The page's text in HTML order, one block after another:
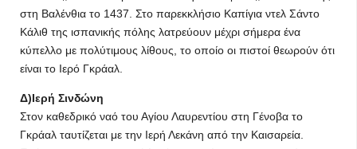
στη Βαλένθια το 1437. Στο παρεκκλήσιο Καπίγια ντελ Σάντο
Κάλιθ της ισπανικής πόλης λατρεύουν μέχρι σήμερα ένα
κύπελλο με πολύτιμους λίθους, το οποίο οι πιστοί θεωρούν ότι
είναι το Ιερό Γκράαλ.
Δ)Ιερή Σινδώνη
Στον καθεδρικό ναό του Αγίου Λαυρεντίου στη Γένοβα το
Γκράαλ ταυτίζεται με την Ιερή Λεκάνη από την Καισαρεία.